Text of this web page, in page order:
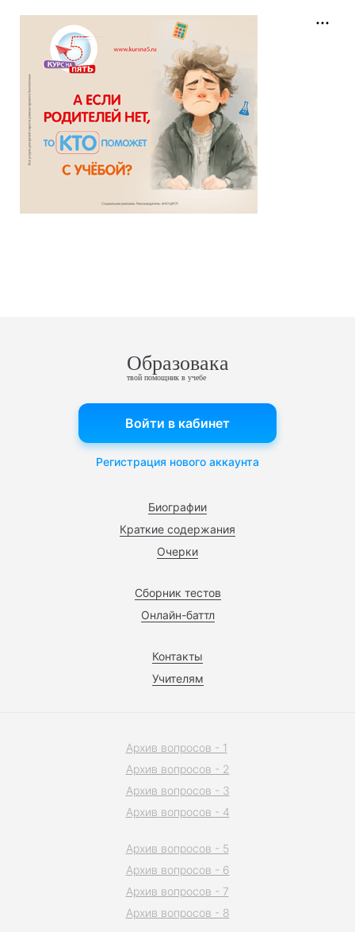
Образовака
твой помощник в учебе
Биографии
Краткие содержания
Очерки
Сборник тестов
Онлайн-баттл
Контакты
Учителям
Войти в кабинет
Регистрация нового аккаунта
Архив вопросов - 1
Архив вопросов - 2
Архив вопросов - 3
Архив вопросов - 4
Архив вопросов - 5
Архив вопросов - 6
Архив вопросов - 7
Архив вопросов - 8